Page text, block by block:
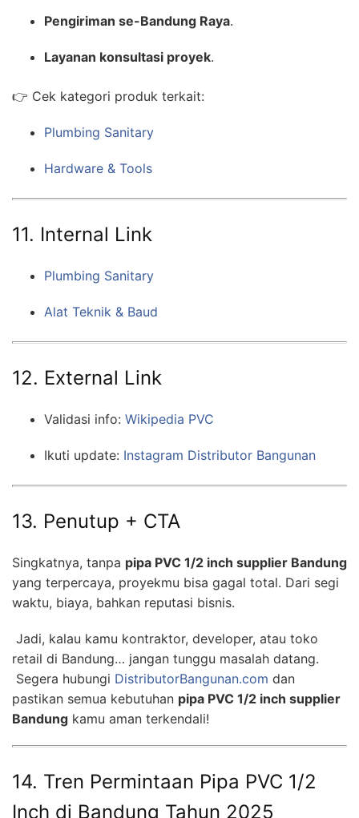
Pengiriman se-Bandung Raya.
Layanan konsultasi proyek.
👉 Cek kategori produk terkait:
Plumbing Sanitary
Hardware & Tools
11. Internal Link
Plumbing Sanitary
Alat Teknik & Baud
12. External Link
Validasi info: Wikipedia PVC
Ikuti update: Instagram Distributor Bangunan
13. Penutup + CTA
Singkatnya, tanpa pipa PVC 1/2 inch supplier Bandung
yang terpercaya, proyekmu bisa gagal total. Dari segi
waktu, biaya, bahkan reputasi bisnis.
Jadi, kalau kamu kontraktor, developer, atau toko
retail di Bandung… jangan tunggu masalah datang.
Segera hubungi DistributorBangunan.com dan
pastikan semua kebutuhan pipa PVC 1/2 inch supplier
Bandung kamu aman terkendali!
14. Tren Permintaan Pipa PVC 1/2
Inch di Bandung Tahun 2025